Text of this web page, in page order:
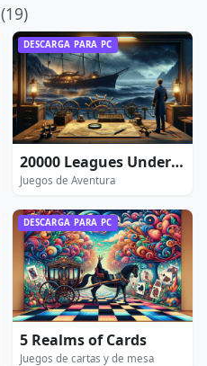
(19)
DESCARGA PARA PC
20000 Leagues Under the Sea: Captain Nemo
Juegos de Aventura
DESCARGA PARA PC
5 Realms of Cards
Juegos de cartas y de mesa